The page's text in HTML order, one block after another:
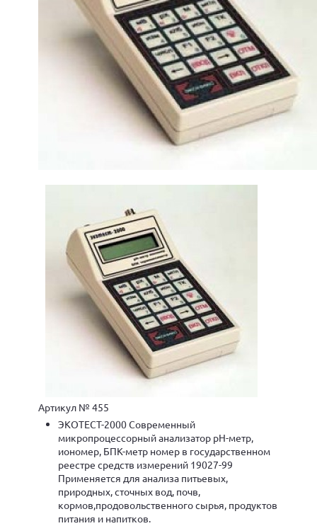
Артикул № 455
ЭКОТЕСТ-2000 Современный
микропроцессорный анализатор рН-метр,
иономер, БПК-метр номер в государственном
реестре средств измерений 19027-99
Применяется для анализа питьевых,
природных, сточных вод, почв,
кормов,продовольственного сырья, продуктов
питания и напитков.